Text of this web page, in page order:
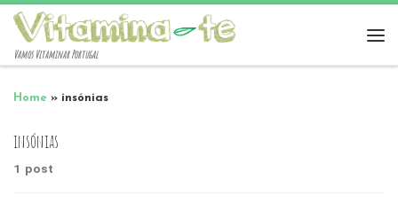
Vamos Vitaminar Portugal
Home » insónias
insónias
1 post